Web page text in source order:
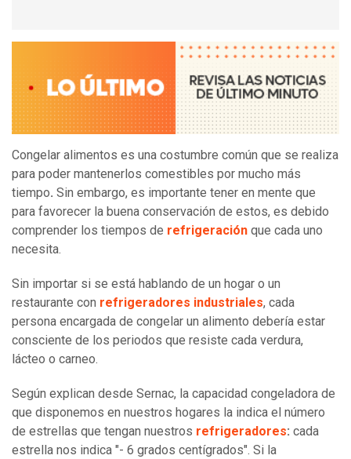
Congelar alimentos es una costumbre común que se realiza
para poder mantenerlos comestibles por mucho más
tiempo. Sin embargo, es importante tener en mente que
para favorecer la buena conservación de estos, es debido
comprender los tiempos de refrigeración que cada uno
necesita.
Sin importar si se está hablando de un hogar o un
restaurante con refrigeradores industriales, cada
persona encargada de congelar un alimento debería estar
consciente de los periodos que resiste cada verdura,
lácteo o carneo.
Según explican desde Sernac, la capacidad congeladora de
que disponemos en nuestros hogares la indica el número
de estrellas que tengan nuestros refrigeradores: cada
estrella nos indica "- 6 grados centígrados". Si la